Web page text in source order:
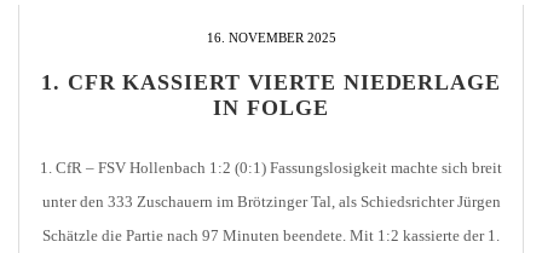
16. NOVEMBER 2025
1. CFR KASSIERT VIERTE NIEDERLAGE
IN FOLGE
1. CfR – FSV Hollenbach 1:2 (0:1) Fassungslosigkeit machte sich breit
unter den 333 Zuschauern im Brötzinger Tal, als Schiedsrichter Jürgen
Schätzle die Partie nach 97 Minuten beendete. Mit 1:2 kassierte der 1.